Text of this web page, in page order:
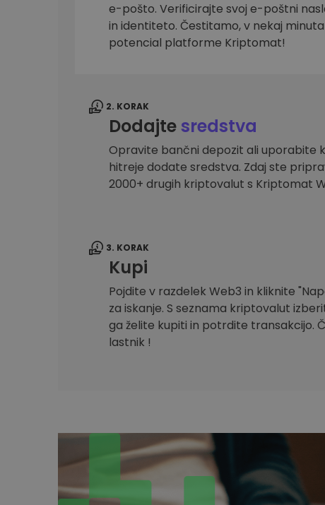
Raziskovalec naložb
Najdi svojo kripto strategijo
e-pošto. Verificirajte svoj e-poštni
in identiteto. Čestitamo, v nekaj
potencial platforme Kriptomat!
2. KORAK
Dodajtesredstva
Opravite bančni depozit ali uporabite
hitreje dodate sredstva. Zdaj ste
2000+ drugih kriptovalut s Kriptomat
3. KORAK
Kupi
Pojdite v razdelek Web3 in kliknite
za iskanje. S seznama kriptovalut
ga želite kupiti in potrdite transakcijo.
lastnik !